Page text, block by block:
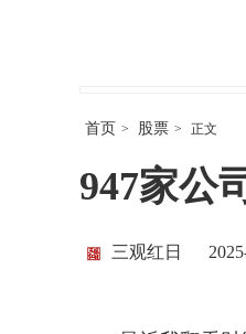
首页 > 股票 > 正文
947家公
三观红日